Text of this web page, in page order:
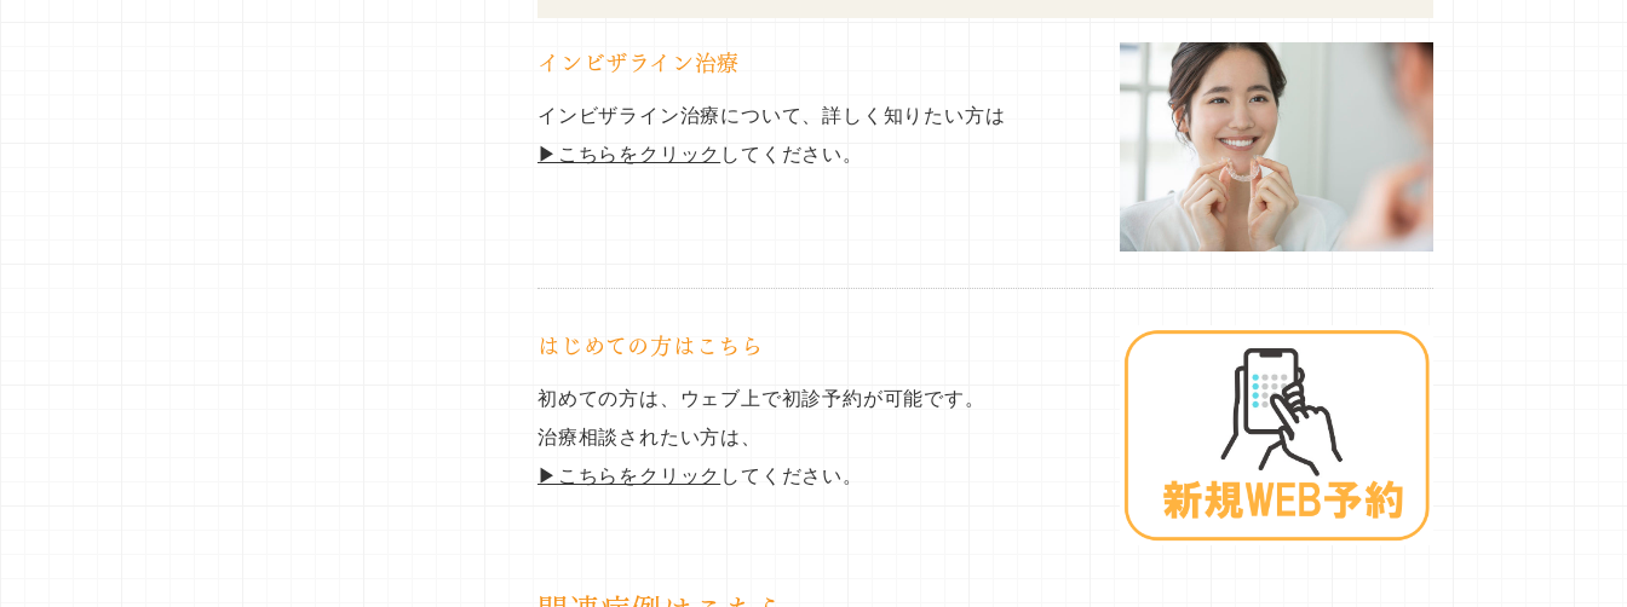
インビザライン治療
インビザライン治療について、詳しく知りたい方は
▶こちらをクリック してください。
はじめての方はこちら
初めての方は、ウェブ上で初診予約が可能です。
治療相談されたい方は、
▶こちらをクリック してください。